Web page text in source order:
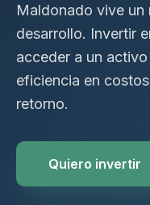
Maldonado vive
desarrollo. Invertir
acceder a un
eficiencia en
retorno.
Quiero invertir